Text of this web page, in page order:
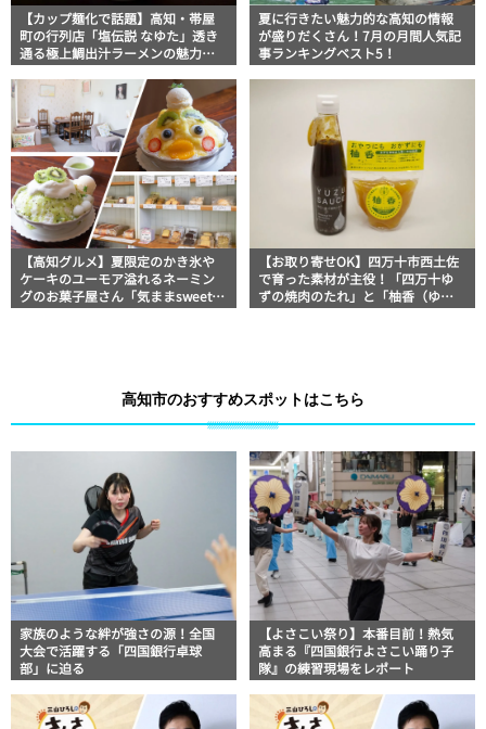
【カップ麺化で話題】高知・帯屋
町の行列店「塩伝説 なゆた」透き
通る極上鯛出汁ラーメンの魅力を
情報
夏に行きたい魅力的な高知の情報
が盛りだくさん！7月の月間人気記
事ランキングベスト5！
【高知グルメ】夏限定のかき氷や
ケーキのユーモア溢れるネーミン
グのお菓子屋さん「気ままsweets
【お取り寄せOK】四万十市西土佐
で育った素材が主役！「四万十ゆ
ずの焼肉のたれ」と「柚香（ゆこ
高知市のおすすめスポットはこちら
家族のような絆が強さの源！全国
大会で活躍する「四国銀行卓球
部」に迫る
【よさこい祭り】本番目前！熱気
高まる『四国銀行よさこい踊り子
隊』の練習現場をレポート